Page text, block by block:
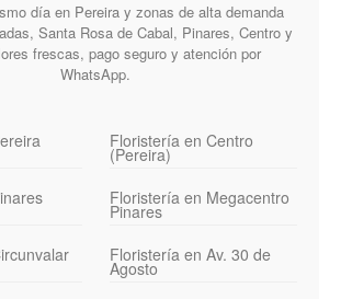
día en Pereira y zonas de alta demanda
Santa Rosa de Cabal, Pinares, Centro y
frescas, pago seguro y atención por
WhatsApp.
Floristería en Centro
(Pereira)
Floristería en Megacentro
Pinares
Floristería en Av. 30 de
Agosto